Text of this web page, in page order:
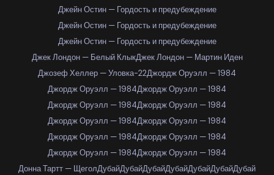
Джейн Остин — Гордость и предубеждение
Джейн Остин — Гордость и предубеждение
Джейн Остин — Гордость и предубеждение
Джек Лондон — Белый КлыкДжек Лондон — Мартин Иден
Джозеф Хеллер — Уловка-22Джордж Оруэлл — 1984
Джордж Оруэлл — 1984Джордж Оруэлл — 1984
Джордж Оруэлл — 1984Джордж Оруэлл — 1984
Джордж Оруэлл — 1984Джордж Оруэлл — 1984
Джордж Оруэлл — 1984Джордж Оруэлл — 1984
Джордж Оруэлл — 1984Джордж Оруэлл — 1984
Донна Тартт — ЩеголДубайДубайДубайДубайДубайДубайДубай